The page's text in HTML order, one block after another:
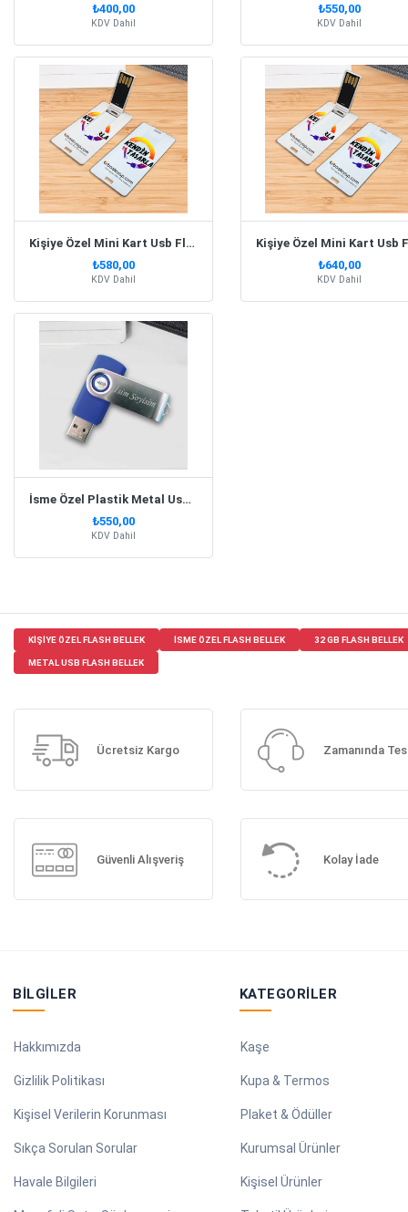
₺400,00
KDV Dahil
₺550,00
KDV Dahil
Kişiye Özel Mini Kart Usb Flash Bellek 16Gb
₺580,00
KDV Dahil
₺640,00
KDV Dahil
İsme Özel Plastik Metal Usb Flash Bellek | Mavi
₺550,00
KDV Dahil
KIŞIYE ÖZEL FLASH BELLEK ISME ÖZEL FLASH BELLEK 32 GB FLASH BELLEK
METAL USB FLASH BELLEK
Ücretsiz Kargo Zamanında
Güvenli Alışveriş Kolay İade
BILGILER
Hakkımızda
Gizlilik Politikası
Kişisel Verilerin Korunması
Sıkça Sorulan Sorular
Havale Bilgileri
KATEGORILER
Kaşe
Kupa & Termos
Plaket & Ödüller
Kurumsal Ürünler
Kişisel Ürünler